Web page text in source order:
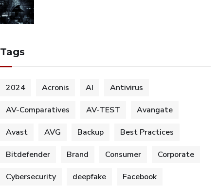
Tags
2024 Acronis AI Antivirus
AV-Comparatives AV-TEST Avangate
Avast AVG Backup Best Practices
Bitdefender Brand Consumer Corporate
Cybersecurity deepfake Facebook